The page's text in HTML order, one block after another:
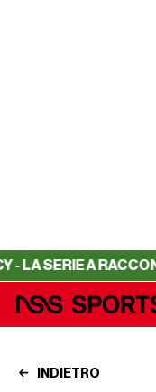
A RACCONTATA
INDIETRO